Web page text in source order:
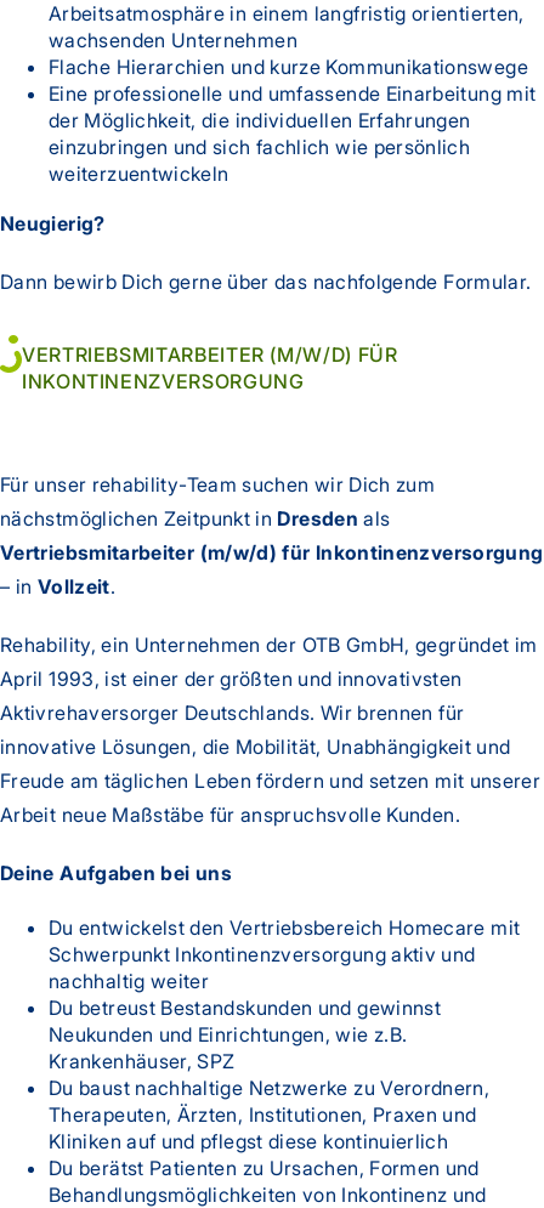
Arbeitsatmosphäre in einem langfristig orientierten,
wachsenden Unternehmen
Flache Hierarchien und kurze Kommunikationswege
Eine professionelle und umfassende Einarbeitung mit
der Möglichkeit, die individuellen Erfahrungen
einzubringen und sich fachlich wie persönlich
weiterzuentwickeln
Neugierig?
Dann bewirb Dich gerne über das nachfolgende Formular.
VERTRIEBSMITARBEITER (M/W/D) FÜR
INKONTINENZVERSORGUNG
Für unser rehability-Team suchen wir Dich zum
nächstmöglichen Zeitpunkt in Dresden als
Vertriebsmitarbeiter (m/w/d) für Inkontinenzversorgung
– in Vollzeit.
Rehability, ein Unternehmen der OTB GmbH, gegründet im
April 1993, ist einer der größten und innovativsten
Aktivrehaversorger Deutschlands. Wir brennen für
innovative Lösungen, die Mobilität, Unabhängigkeit und
Freude am täglichen Leben fördern und setzen mit unserer
Arbeit neue Maßstäbe für anspruchsvolle Kunden.
Deine Aufgaben bei uns
Du entwickelst den Vertriebsbereich Homecare mit
Schwerpunkt Inkontinenzversorgung aktiv und
nachhaltig weiter
Du betreust Bestandskunden und gewinnst
Neukunden und Einrichtungen, wie z.B.
Krankenhäuser, SPZ
Du baust nachhaltige Netzwerke zu Verordnern,
Therapeuten, Ärzten, Institutionen, Praxen und
Kliniken auf und pflegst diese kontinuierlich
Du berätst Patienten zu Ursachen, Formen und
Behandlungsmöglichkeiten von Inkontinenz und